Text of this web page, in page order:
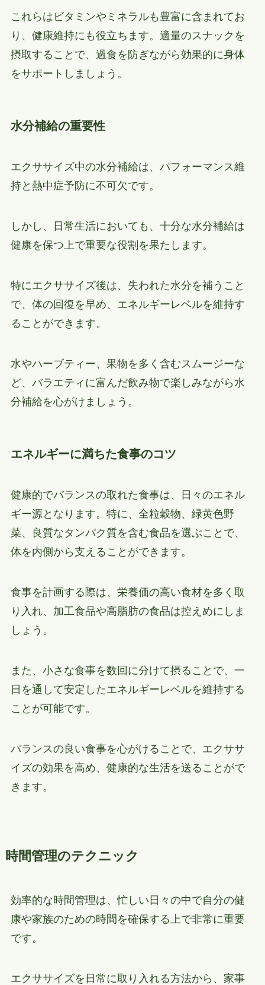
これらはビタミンやミネラルも豊富に含まれてお
り、健康維持にも役立ちます。適量のスナックを
摂取することで、過食を防ぎながら効果的に身体
をサポートしましょう。
水分補給の重要性
エクササイズ中の水分補給は、パフォーマンス維
持と熱中症予防に不可欠です。
しかし、日常生活においても、十分な水分補給は
健康を保つ上で重要な役割を果たします。
特にエクササイズ後は、失われた水分を補うこと
で、体の回復を早め、エネルギーレベルを維持す
ることができます。
水やハーブティー、果物を多く含むスムージーな
ど、バラエティに富んだ飲み物で楽しみながら水
分補給を心がけましょう。
エネルギーに満ちた食事のコツ
健康的でバランスの取れた食事は、日々のエネル
ギー源となります。特に、全粒穀物、緑黄色野
菜、良質なタンパク質を含む食品を選ぶことで、
体を内側から支えることができます。
食事を計画する際は、栄養価の高い食材を多く取
り入れ、加工食品や高脂肪の食品は控えめにしま
しょう。
また、小さな食事を数回に分けて摂ることで、一
日を通して安定したエネルギーレベルを維持する
ことが可能です。
バランスの良い食事を心がけることで、エクササ
イズの効果を高め、健康的な生活を送ることがで
きます。
時間管理のテクニック
効率的な時間管理は、忙しい日々の中で自分の健
康や家族のための時間を確保する上で非常に重要
です。
エクササイズを日常に取り入れる方法から、家事